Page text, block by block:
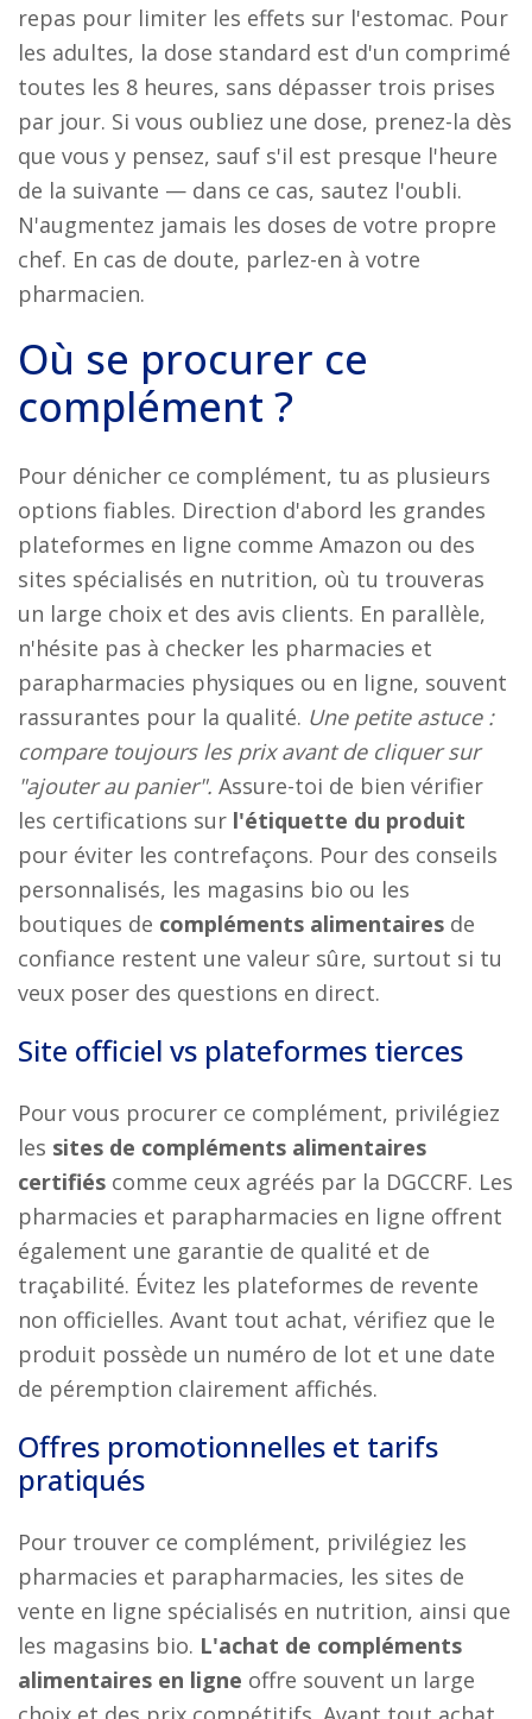
repas pour limiter les effets sur l'estomac. Pour
les adultes, la dose standard est d'un comprimé
toutes les 8 heures, sans dépasser trois prises
par jour. Si vous oubliez une dose, prenez-la dès
que vous y pensez, sauf s'il est presque l'heure
de la suivante — dans ce cas, sautez l'oubli.
N'augmentez jamais les doses de votre propre
chef. En cas de doute, parlez-en à votre
pharmacien.
Où se procurer ce
complément ?
Pour dénicher ce complément, tu as plusieurs
options fiables. Direction d'abord les grandes
plateformes en ligne comme Amazon ou des
sites spécialisés en nutrition, où tu trouveras
un large choix et des avis clients. En parallèle,
n'hésite pas à checker les pharmacies et
parapharmacies physiques ou en ligne, souvent
rassurantes pour la qualité. Une petite astuce :
compare toujours les prix avant de cliquer sur
"ajouter au panier". Assure-toi de bien vérifier
les certifications sur l'étiquette du produit
pour éviter les contrefaçons. Pour des conseils
personnalisés, les magasins bio ou les
boutiques de compléments alimentaires de
confiance restent une valeur sûre, surtout si tu
veux poser des questions en direct.
Site officiel vs plateformes tierces
Pour vous procurer ce complément, privilégiez
les sites de compléments alimentaires
certifiés comme ceux agréés par la DGCCRF. Les
pharmacies et parapharmacies en ligne offrent
également une garantie de qualité et de
traçabilité. Évitez les plateformes de revente
non officielles. Avant tout achat, vérifiez que le
produit possède un numéro de lot et une date
de péremption clairement affichés.
Offres promotionnelles et tarifs
pratiqués
Pour trouver ce complément, privilégiez les
pharmacies et parapharmacies, les sites de
vente en ligne spécialisés en nutrition, ainsi que
les magasins bio. L'achat de compléments
alimentaires en ligne offre souvent un large